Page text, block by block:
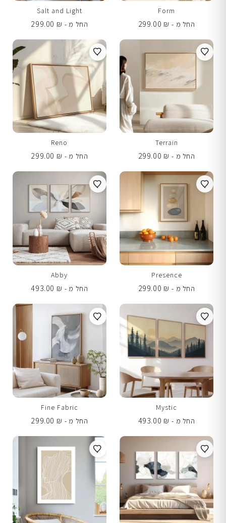
Form
החל מ -
299.00 ₪
Salt and Light
החל מ -
299.00 ₪
Terrain
החל מ -
299.00 ₪
Reno
החל מ -
299.00 ₪
Presence
החל מ -
299.00 ₪
Abby
החל מ -
493.00 ₪
Mystic
החל מ -
493.00 ₪
Fine Fabric
החל מ -
299.00 ₪